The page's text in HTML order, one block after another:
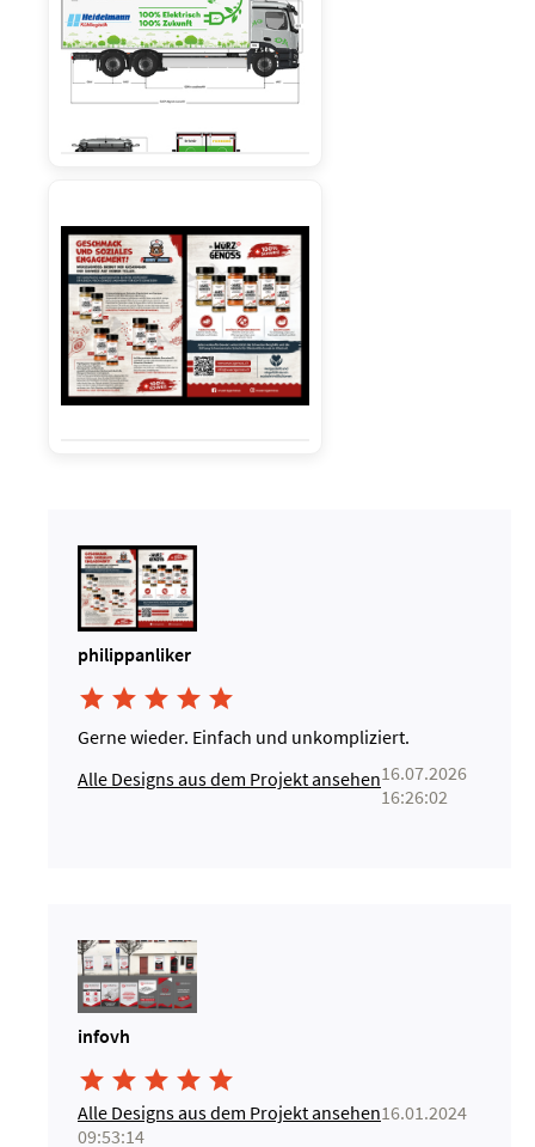
philippanliker
    
Gerne wieder. Einfach und unkompliziert.
Alle Designs aus dem Projekt ansehen16.07.2026
16:26:02
infovh
    
Alle Designs aus dem Projekt ansehen16.01.2024
09:53:14